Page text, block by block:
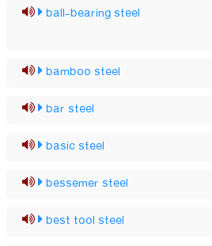
ball-bearing steel
bamboo steel
bar steel
basic steel
bessemer steel
best tool steel